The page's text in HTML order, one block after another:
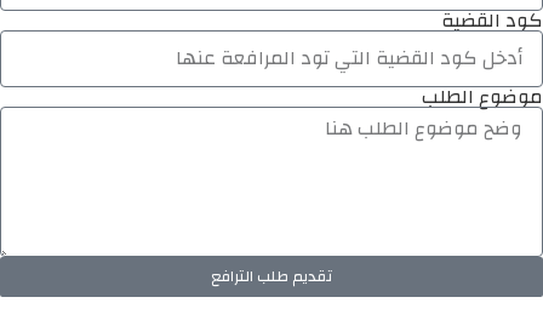
كود القضية
موضوع الطلب
تقديم طلب الترافع